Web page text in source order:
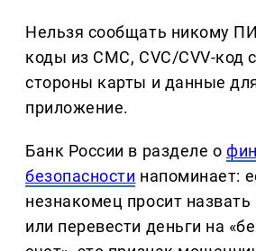
Нельзя сообщать никому
коды из СМС, CVC/CVV-код
стороны карты и данные
приложение.
Банк России в разделе о
безопасности напоминает:
незнакомец просит
или перевести деньги на